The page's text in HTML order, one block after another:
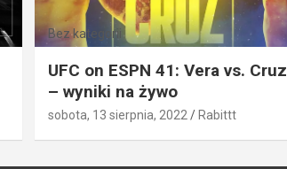
Bez kategorii
UFC on ESPN 41: Vera vs. Cruz
– wyniki na żywo
sobota, 13 sierpnia, 2022 Rabittt